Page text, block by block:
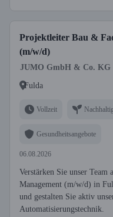
Projektleiter Bau &
(m/w/d)
JUMO GmbH & Co. KG
Fulda
Vollzeit
Gesundheitsangebote
06.08.2026
Verstärken Sie unser
Management (m/w/d) in
und gestalten Sie aktiv
Automatisierungstechnik.